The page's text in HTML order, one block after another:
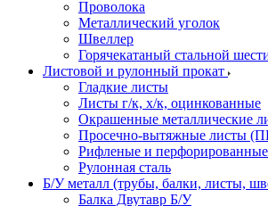
Проволока
Металлический уголок
Швеллер
Горячекатаный стальной
Листовой и рулонный прокат
Гладкие листы
Листы г/к, х/к, оцинкованные
Окрашенные металлические
Просечно-вытяжные листы
Рифленые и
Рулонная сталь
Б/У металл (трубы, балки, листы,
Балка Двутавр Б/У